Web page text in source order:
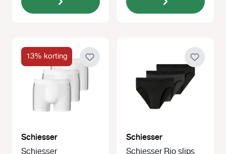
13% korting
Schiesser Schiesser